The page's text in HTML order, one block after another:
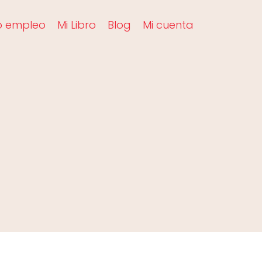
empleo Mi Libro Blog Mi cuenta